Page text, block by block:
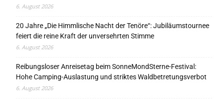
6. August 2026
20 Jahre „Die Himmlische Nacht der Tenöre“: Jubiläumstournee
feiert die reine Kraft der unversehrten Stimme
6. August 2026
Reibungsloser Anreisetag beim SonneMondSterne-Festival:
Hohe Camping-Auslastung und striktes Waldbetretungsverbot
6. August 2026